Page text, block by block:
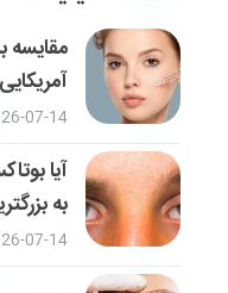
مقایسه
07-14
آیا
به
07-14